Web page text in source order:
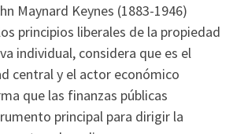
Maynard Keynes (1883-1946)
principios liberales de la propiedad
individual, considera que es el
central y el actor económico
que las finanzas públicas
principal para dirigir la